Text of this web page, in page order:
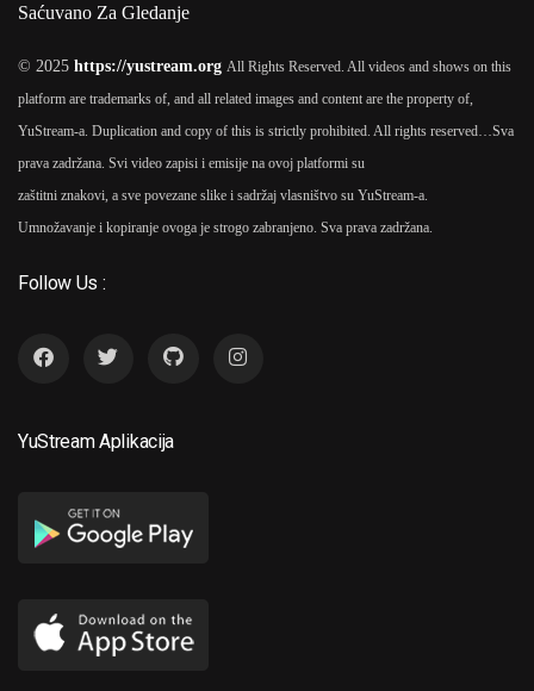
Saćuvano Za Gledanje
© 2025 https://yustream.org All Rights Reserved. All videos and shows on this
platform are trademarks of, and all related images and content are the property of,
YuStream-a. Duplication and copy of this is strictly prohibited. All rights reserved… Sva
prava zadržana. Svi video zapisi i emisije na ovoj platformi su
zaštitni znakovi, a sve povezane slike i sadržaj vlasništvo su YuStream-a.
Umnožavanje i kopiranje ovoga je strogo zabranjeno. Sva prava zadržana.
Follow Us :
YuStream Aplikacija